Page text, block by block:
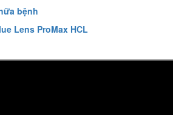
bệnh
Lens ProMax HCL